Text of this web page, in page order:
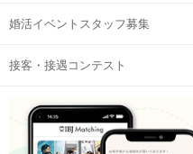
婚活イベントスタッフ募集
接客・接遇コンテスト